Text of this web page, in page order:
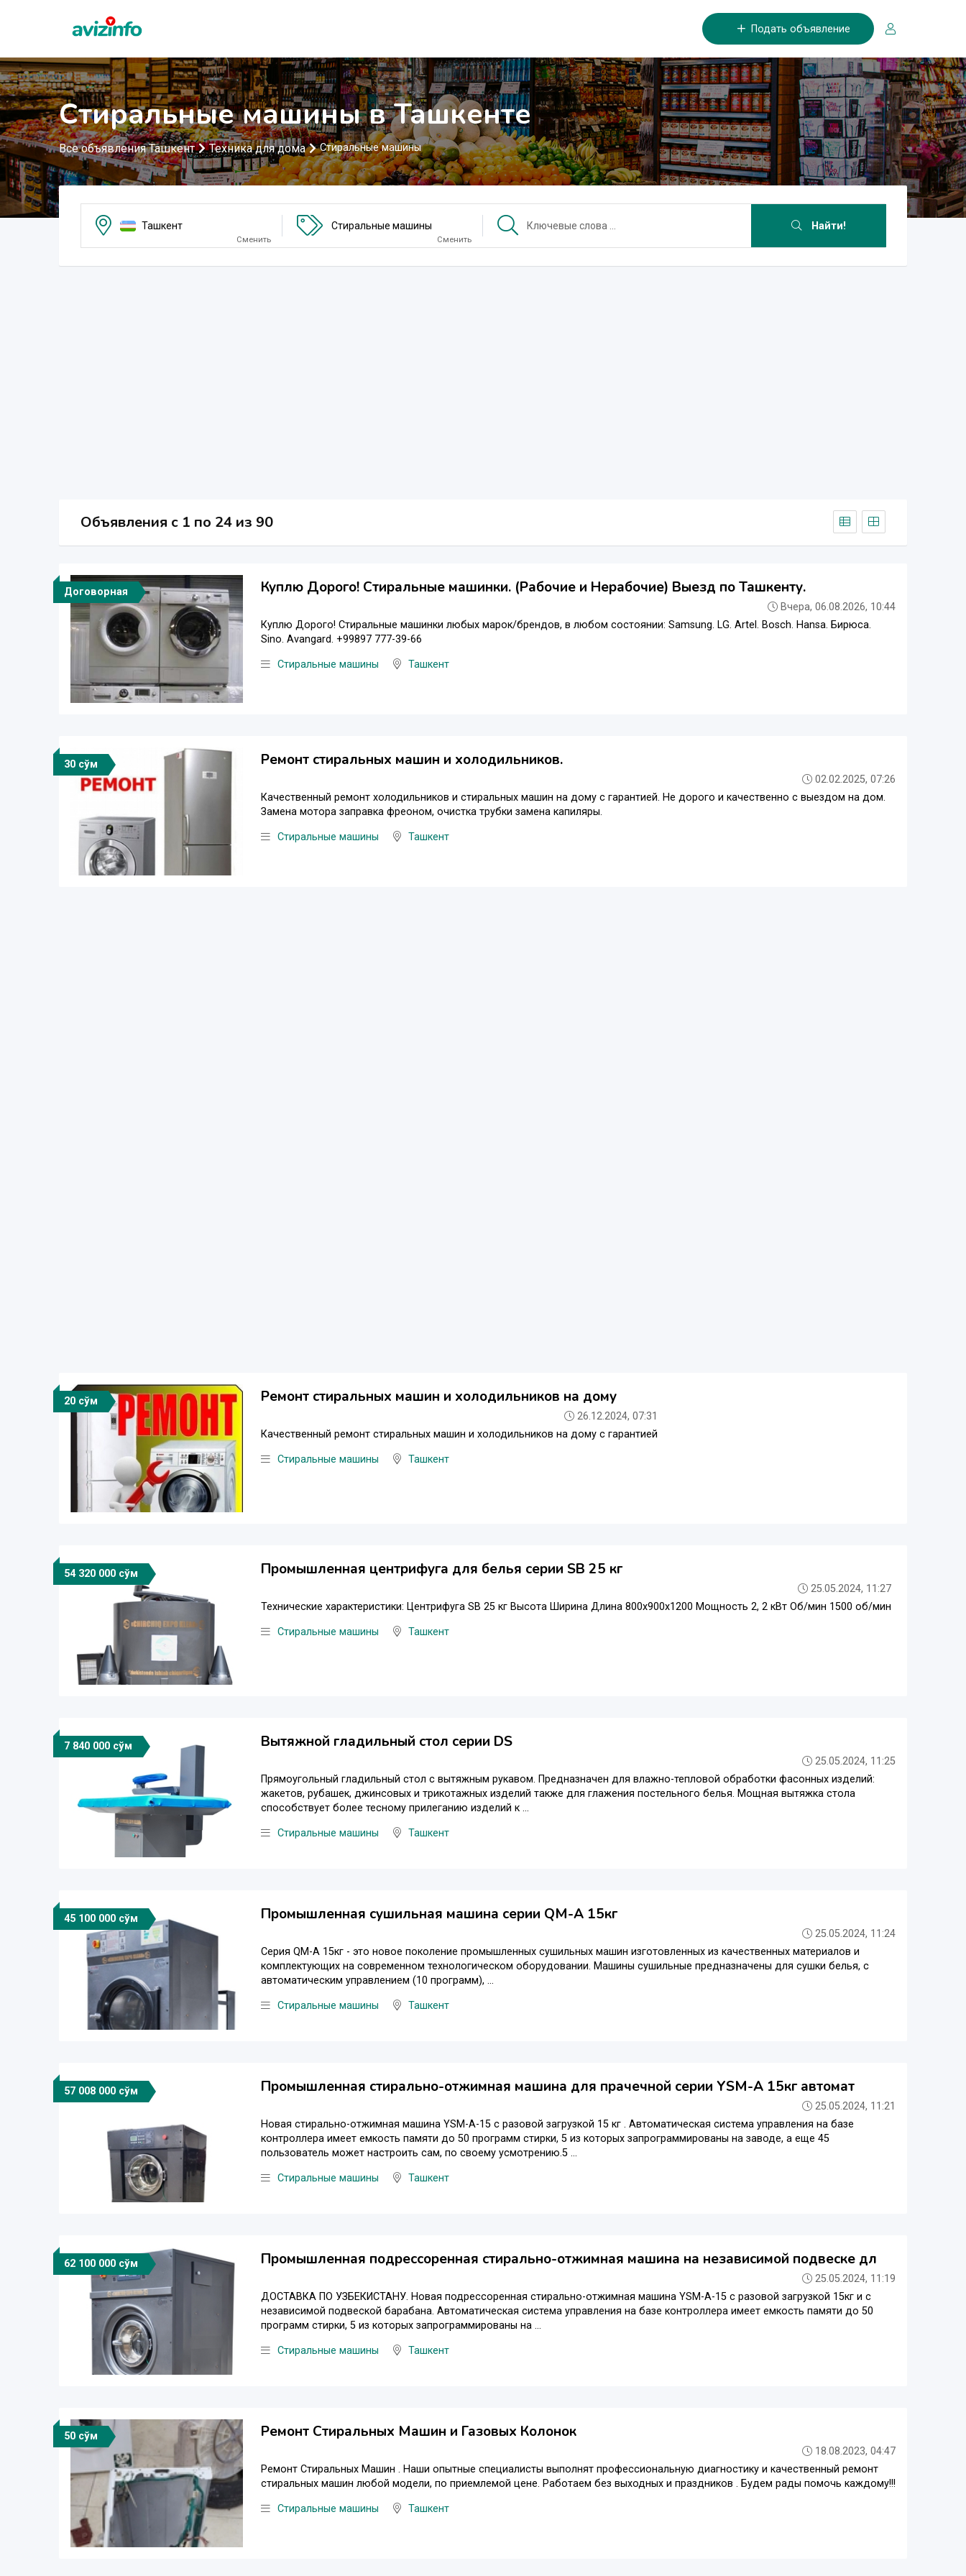
Подать объявление
Стиральные машины в Ташкенте
Все объявления Ташкент Техника для дома Стиральные машины
Ташкент
Сменить
Стиральные машины
Сменить
Найти!
Объявления c 1 по 24 из 90
Договорная Куплю Дорого! Стиральные машинки. (Рабочие и Нерабочие) Выезд по Ташкенту.
Вчера, 06.08.2026, 10:44
Куплю Дорого! Стиральные машинки любых марок/брендов, в любом состоянии: Samsung. LG. Artel. Bosch. Hansa. Бирюса.
Sino. Avangard. +99897 777-39-66
Стиральные машины Ташкент
30 сўм Ремонт стиральных машин и холодильников.
02.02.2025, 07:26
Качественный ремонт холодильников и стиральных машин на дому с гарантией. Не дорого и качественно с выездом на дом.
Замена мотора заправка фреоном, очистка трубки замена капиляры.
Стиральные машины Ташкент
20 сўм Ремонт стиральных машин и холодильников на дому
26.12.2024, 07:31
Качественный ремонт стиральных машин и холодильников на дому с гарантией
Стиральные машины Ташкент
54 320 000 сўм Промышленная центрифуга для белья серии SB 25 кг
25.05.2024, 11:27
Технические характеристики: Центрифуга SB 25 кг Высота Ширина Длина 800х900х1200 Мощность 2, 2 кВт Об/мин 1500 об/мин
Стиральные машины Ташкент
7 840 000 сўм Вытяжной гладильный стол серии DS
25.05.2024, 11:25
Прямоугольный гладильный стол с вытяжным рукавом. Предназначен для влажно-тепловой обработки фасонных изделий:
жакетов, рубашек, джинсовых и трикотажных изделий также для глажения постельного белья. Мощная вытяжка стола
способствует более тесному прилеганию изделий к ...
Стиральные машины Ташкент
45 100 000 сўм Промышленная сушильная машина серии QM-A 15кг
25.05.2024, 11:24
Серия QM-A 15кг - это новое поколение промышленных сушильных машин изготовленных из качественных материалов и
комплектующих на современном технологическом оборудовании. Машины сушильные предназначены для сушки белья, с
автоматическим управлением (10 программ), ...
Стиральные машины Ташкент
57 008 000 сўм Промышленная стирально-отжимная машина для прачечной серии YSM-A 15кг автомат
25.05.2024, 11:21
Новая стирально-отжимная машина YSM-A-15 с разовой загрузкой 15 кг . Автоматическая система управления на базе
контроллера имеет емкость памяти до 50 программ стирки, 5 из которых запрограммированы на заводе, а еще 45
пользователь может настроить сам, по своему усмотрению.5 ...
Стиральные машины Ташкент
62 100 000 сўм Промышленная подрессоренная стирально-отжимная машина на независимой подвеске дл
25.05.2024, 11:19
ДОСТАВКА ПО УЗБЕКИСТАНУ. Новая подрессоренная стирально-отжимная машина YSM-A-15 с разовой загрузкой 15кг и с
независимой подвеской барабана. Автоматическая система управления на базе контроллера имеет емкость памяти до 50
программ стирки, 5 из которых запрограммированы на ...
Стиральные машины Ташкент
50 сўм Ремонт Стиральных Машин и Газовых Колонок
18.08.2023, 04:47
Ремонт Стиральных Машин . Наши опытные специалисты выполнят профессиональную диагностику и качественный ремонт
стиральных машин любой модели, по приемлемой цене. Работаем без выходных и праздников . Будем рады помочь каждому!!!
Стиральные машины Ташкент